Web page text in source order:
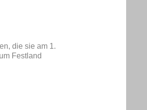
die sie am 1.
Festland